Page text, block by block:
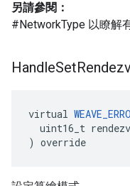
另請參閱：
#NetworkType 以瞭解
HandleSet
virtual
uint16_t
) override